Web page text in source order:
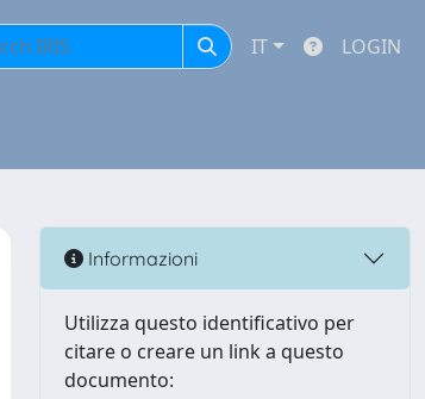
IT LOGIN
Informazioni
Utilizza questo identificativo per
citare o creare un link a questo
documento: